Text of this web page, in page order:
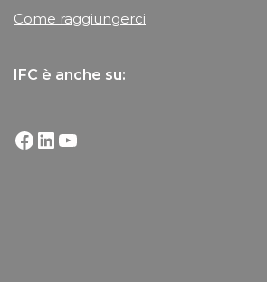
Come raggiungerci
IFC è anche su: